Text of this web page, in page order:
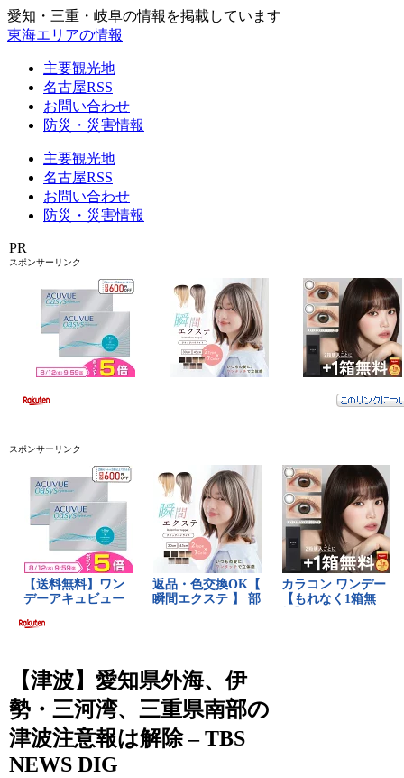
愛知・三重・岐阜の情報を掲載しています
東海エリアの情報
主要観光地
名古屋RSS
お問い合わせ
防災・災害情報
主要観光地
名古屋RSS
お問い合わせ
防災・災害情報
PR
スポンサーリンク
スポンサーリンク
【津波】愛知県外海、伊
勢・三河湾、三重県南部の
津波注意報は解除 – TBS
NEWS DIG